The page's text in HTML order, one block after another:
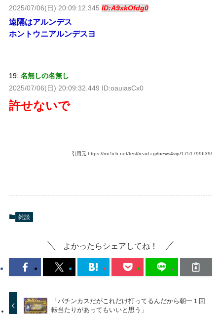
2025/07/06(日) 20:09:12.345 ID:A9xkOfdg0
遠隔はアルンデス
ホントウニアルンデスヨ
19: 名無しの名無し
2025/07/06(日) 20:09:32.449 ID:oauiasCx0
許せないで
引用元:https://mi.5ch.net/test/read.cgi/news4vip/1751799639/
雑談
よかったらシェアしてね！
「パチンカスだがこれだけ打ってるんだから朝一１回
転当たりがあってもいいと思う」